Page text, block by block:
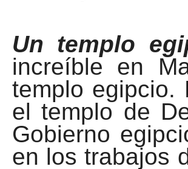
Un templo
increíble en
templo egipcio.
el templo de
Gobierno
en los trabajos